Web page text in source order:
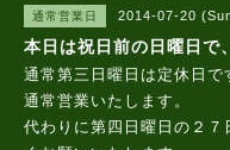
通常営業日 2014-07-20
本日は祝日前の日曜日で
通常第三日曜日は定休日
通常営業いたします。
代わりに第四日曜日の２７